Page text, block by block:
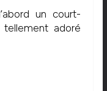
un court-
adoré